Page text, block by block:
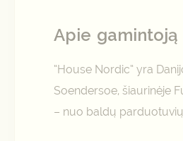
Apie gamintoją
“House Nordic” yra
Soendersoe, šiaurinėje
– nuo baldų